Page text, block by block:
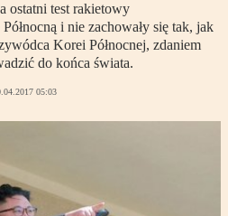
ostatni test rakietowy
i nie zachowały się tak, jak
Korei Północnej, zdaniem
do końca świata.
05:03